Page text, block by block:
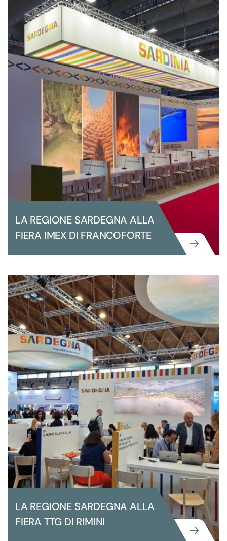
PROGETTO DI GESTIONE LOGISTICA
– ORGANIZZATIVA PER LO STAND
CAMPANIA AL VINITALY 2023
LA REGIONE SARDEGNA ALLA
FIERA IMEX DI FRANCOFORTE
GRANDI EVENTI ISTITUZIONALI
LA REGIONE SARDEGNA ALLA FIERA
IMEX DI FRANCOFORTE
LA REGIONE SARDEGNA ALLA
FIERA TTG DI RIMINI